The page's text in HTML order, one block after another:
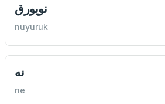
نويورق
nuyuruk
نه
ne